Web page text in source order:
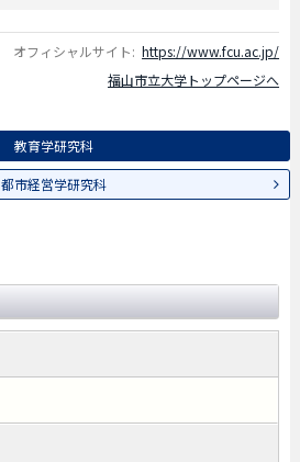
オフィシャルサイト: https://www.fcu.ac.jp/
福山市立大学トップページへ
教育学研究科
都市経営学研究科